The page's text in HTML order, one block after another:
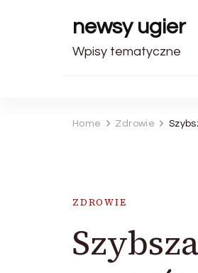
newsy ugier
Wpisy tematyczne
Home Zdrowie
ZDROWIE